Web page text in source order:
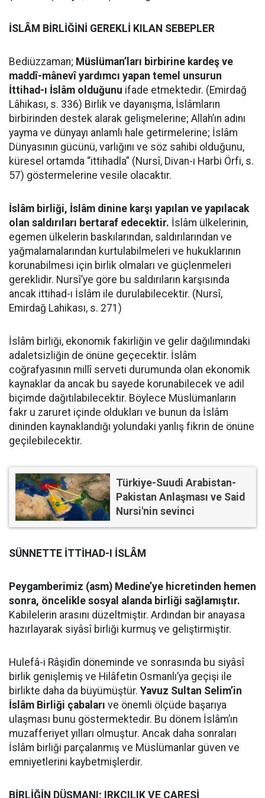
İSLÂM BİRLİĞİNİ GEREKLİ KILAN SEBEPLER
Bediüzzaman; Müslüman’ları birbirine kardeş ve
maddî-mânevî yardımcı yapan temel unsurun
İttihad-ı İslâm olduğunu ifade etmektedir. (Emirdağ
Lâhikası, s. 336) Birlik ve dayanışma, İslâmların
birbirinden destek alarak gelişmelerine; Allah’ın adını
yayma ve dünyayı anlamlı hale getirmelerine; İslâm
Dünyasının gücünü, varlığını ve söz sahibi olduğunu,
küresel ortamda “ittihadla” (Nursî, Divan-ı Harbi Örfi, s.
57) göstermelerine vesile olacaktır.
İslâm birliği, İslâm dinine karşı yapılan ve yapılacak
olan saldırıları bertaraf edecektir. İslâm ülkelerinin,
egemen ülkelerin baskılarından, saldırılarından ve
yağmalamalarından kurtulabilmeleri ve hukuklarının
korunabilmesi için birlik olmaları ve güçlenmeleri
gereklidir. Nursî’ye göre bu saldırıların karşısında
ancak ittihad-ı İslâm ile durulabilecektir. (Nursî,
Emirdağ Lahikası, s. 271)
İslâm birliği, ekonomik fakirliğin ve gelir dağılımındaki
adaletsizliğin de önüne geçecektir. İslâm
coğrafyasının millî serveti durumunda olan ekonomik
kaynaklar da ancak bu sayede korunabilecek ve adil
biçimde dağıtılabilecektir. Böylece Müslümanların
fakr u zaruret içinde oldukları ve bunun da İslâm
dininden kaynaklandığı yolundaki yanlış fikrin de önüne
geçilebilecektir.
Türkiye-Suudi Arabistan-
Pakistan Anlaşması ve Said
Nursi'nin sevinci
SÜNNETTE İTTİHAD-I İSLÂM
Peygamberimiz (asm) Medine’ye hicretinden hemen
sonra, öncelikle sosyal alanda birliği sağlamıştır.
Kabilelerin arasını düzeltmiştir. Ardından bir anayasa
hazırlayarak siyâsî birliği kurmuş ve geliştirmiştir.
Hulefâ-i Râşidîn döneminde ve sonrasında bu siyâsî
birlik genişlemiş ve Hilâfetin Osmanlı’ya geçişi ile
birlikte daha da büyümüştür. Yavuz Sultan Selim’in
İslâm Birliği çabaları ve önemli ölçüde başarıya
ulaşması bunu göstermektedir. Bu dönem İslâm’ın
muzafferiyet yılları olmuştur. Ancak daha sonraları
İslâm birliği parçalanmış ve Müslümanlar güven ve
emniyetlerini kaybetmişlerdir.
BİRLİĞİN DÜŞMANI; IRKÇILIK VE ÇARESİ